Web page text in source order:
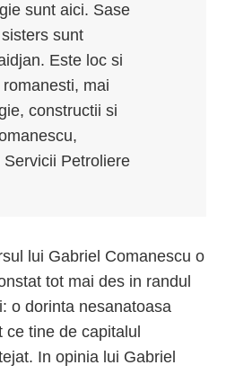
sunt aici. Sase
sunt
Este loc si
mai
constructii si
Petroliere
lui Gabriel Comanescu o
tot mai des in randul
o dorinta nesanatoasa
tine de capitalul
In opinia lui Gabriel